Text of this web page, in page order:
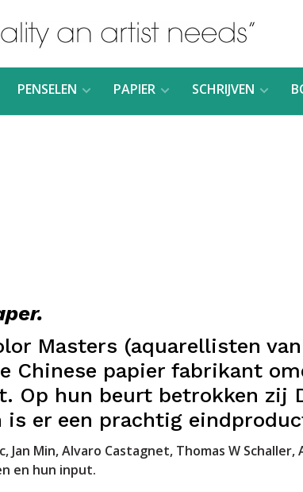
PENSELEN PAPIER SCHRIJVEN
Masters (aquarellisten
Chinese papier fabrikant
Op hun beurt betrokken zij
er een prachtig
Jan Min, Alvaro Castagnet, Thomas W
en hun input.